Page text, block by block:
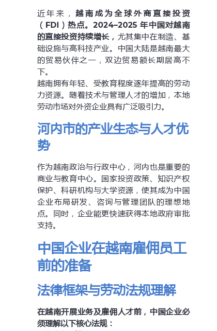
近年来，越南成为全球外商直接投资
（FDI）热点。2024–2025 年中国对越南
的直接投资持续增长， 尤其集中在制造、基
础设施与高科技产业。中国大陆是越南最大
的贸易伙伴之一，双边贸易额长期居高不
下。
越南拥有年轻、受教育程度逐年提高的劳动
力资源。随着技术与管理人才的增加，本地
劳动市场对外资企业具有广泛吸引力。
河内市的产业生态与人才优
势
作为越南政治与行政中心，河内也是重要的
商业与教育中心。国家投资政策、知识产权
保护、科研机构与大学资源，使其成为中国
企业布局研发、咨询与管理团队的理想地
点。同时，企业能更快速获得本地政府审批
支持。
中国企业在越南雇佣员工
前的准备
法律框架与劳动法规理解
在越南开展业务及雇佣人才前，中国企业必
须理解以下核心法规：